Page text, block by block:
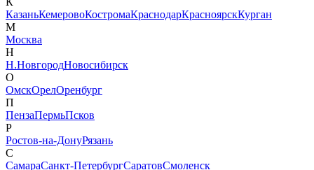
КазаньКемеровоКостромаКраснодарКрасноярскКурган
М
Москва
Н
Н.НовгородНовосибирск
О
ОмскОрелОренбург
П
ПензаПермьПсков
Р
Ростов-на-ДонуРязань
С
СамараСанкт-ПетербургСаратовСмоленск